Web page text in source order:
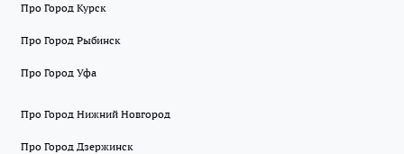
Про Город Курск
Про Город Рыбинск
Про Город Уфа
Про Город Нижний Новгород
Про Город Дзержинск